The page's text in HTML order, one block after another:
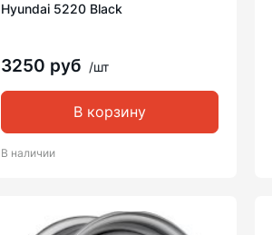
Hyundai 5220 Black
3250 руб /шт
В корзину
В наличии